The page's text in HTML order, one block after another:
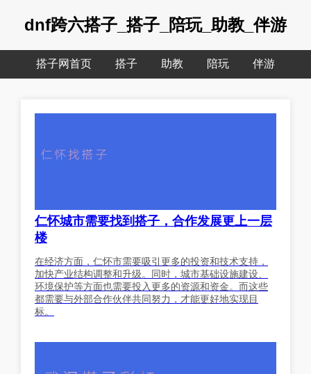
dnf跨六搭子_搭子_陪玩_助教_伴游
搭子网首页 搭子 助教 陪玩 伴游
仁怀城市需要找到搭子，合作发展更上一层
楼
在经济方面，仁怀市需要吸引更多的投资和技术支持，
加快产业结构调整和升级。同时，城市基础设施建设、
环境保护等方面也需要投入更多的资源和资金。而这些
都需要与外部合作伙伴共同努力，才能更好地实现目
标。